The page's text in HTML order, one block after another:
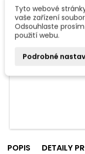
POPIS DETAILY
Tyto webové
vaše zařízení
Odsouhlaste
použití webu.
Podrobné